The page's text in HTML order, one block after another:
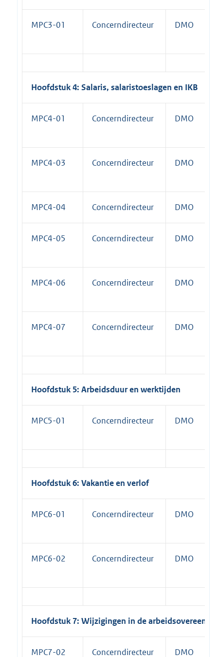
MPC3-01 Concerndirecteur DMO
Hoofdstuk 4: Salaris, salaristoeslagen en IKB
MPC4-01 Concerndirecteur DMO
MPC4-03 Concerndirecteur DMO
MPC4-04 Concerndirecteur DMO
MPC4-05 Concerndirecteur DMO
MPC4-06 Concerndirecteur DMO
MPC4-07 Concerndirecteur DMO
Hoofdstuk 5: Arbeidsduur en werktijden
MPC5-01 Concerndirecteur DMO
Hoofdstuk 6: Vakantie en verlof
MPC6-01 Concerndirecteur DMO
MPC6-02 Concerndirecteur DMO
Hoofdstuk 7: Wijzigingen in de
MPC7-02 Concerndirecteur DMO